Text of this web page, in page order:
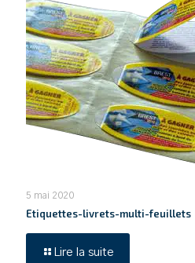
5 mai 2020
Etiquettes-livrets-multi-feuillets
Lire la suite